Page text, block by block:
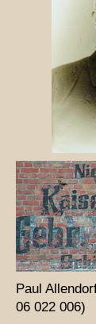
Paul
06 022 006)